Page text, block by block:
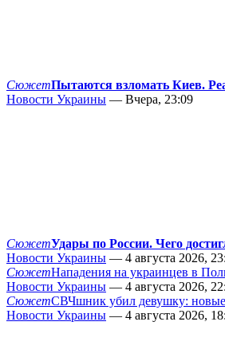
СюжетПытаются взломать Киев.
Новости Украины — Вчера, 23:09
СюжетУдары по России. Чего
Новости Украины — 4 августа 2026,
СюжетНападения на украинцев в
Новости Украины — 4 августа 2026,
СюжетСВЧшник убил девушку: новые
Новости Украины — 4 августа 2026,